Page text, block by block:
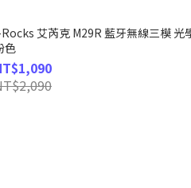
艾芮克 M29R 藍牙無線三模 光
色